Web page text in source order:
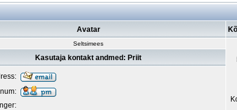
Avatar
Seltsimees
Kasutaja kontakt andmed: Priit